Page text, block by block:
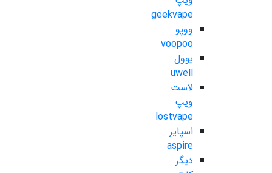
geekvape
ووپو
voopoo
یوول
uwell
لاست
ویپ
lostvape
اسپایر
aspire
دیگر